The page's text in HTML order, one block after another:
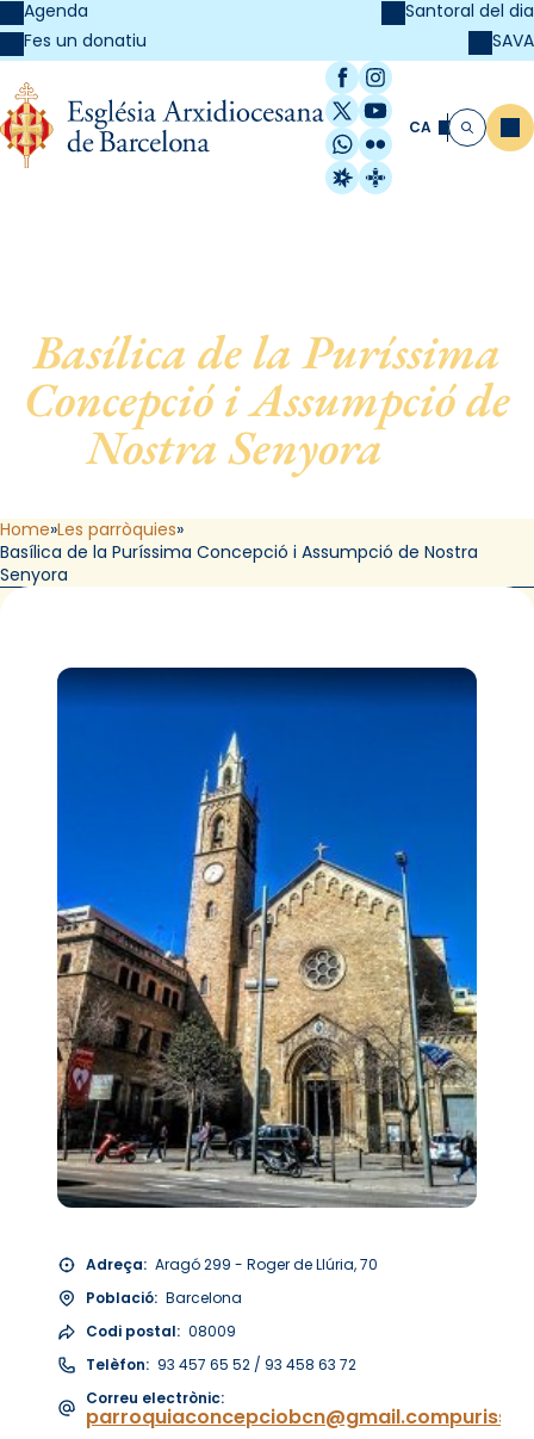
Agenda
Fes un donatiu
Santoral del dia
SAVA
Facebook
Instagram
X / Twitter
YouTube
WhatsApp
Flickr
Radio Estel
Catalunya
CA Cerca
Basílica de la Puríssima
Concepció i Assumpció de
Nostra Senyora, de
Barcelona
Home Les parròquies
Basílica de la Puríssima Concepció i Assumpció de Nostra
Senyora
Adreça: Aragó 299 - Roger de Llúria, 70
Població: Barcelona
Codi postal: 08009
Telèfon: 93 457 65 52 / 93 458 63 72
Correu electrònic: